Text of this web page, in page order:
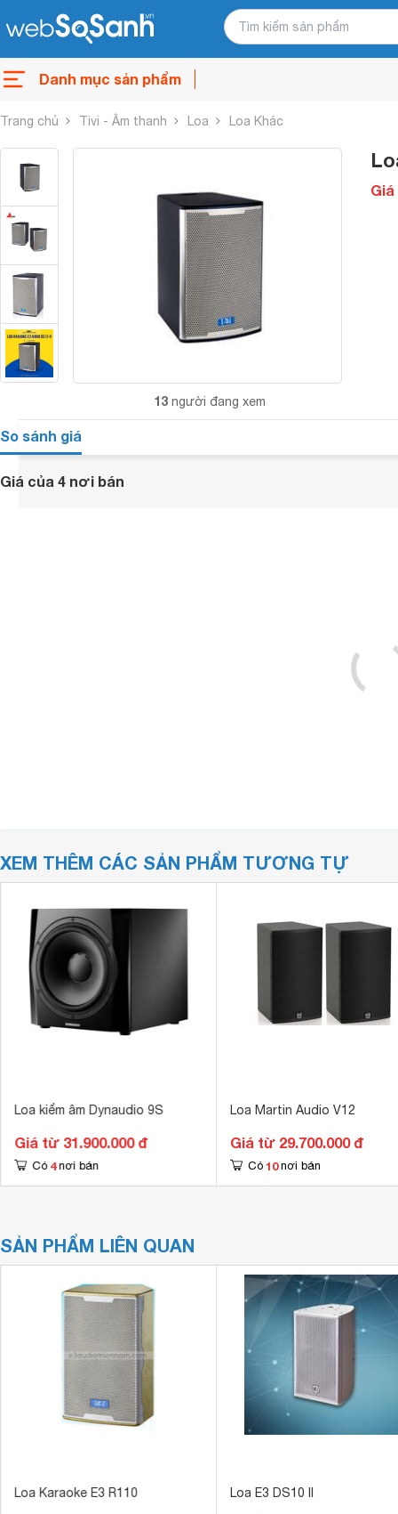
Danh mục sản phẩm
Trang chủ Tivi - Âm thanh Loa Loa Khác
13 người đang xem
Giá
So sánh giá
Giá của 4 nơi bán
XEM THÊM CÁC SẢN PHẨM TƯƠNG TỰ
Loa kiểm âm Dynaudio 9S
Giá từ 31.900.000 đ
Có 4 nơi bán
Loa Martin Audio V12
Giá từ 29.700.000 đ
Có 10 nơi bán
SẢN PHẨM LIÊN QUAN
Loa Karaoke E3 R110 Loa E3 DS10 II